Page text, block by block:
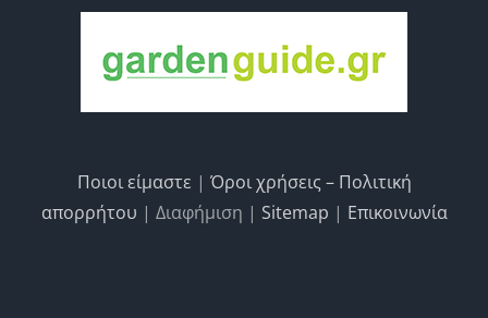
Ποιοι είμαστε | Όροι χρήσεις – Πολιτική
απορρήτου | Διαφήμιση | Sitemap | Επικοινωνία